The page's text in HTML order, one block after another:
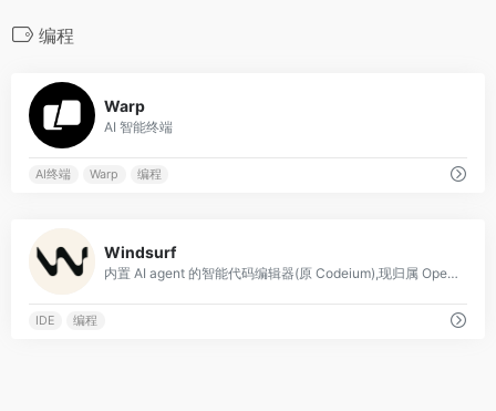
编程
Warp
AI 智能终端
AI终端 Warp 编程
Windsurf
内置 AI agent 的智能代码编辑器(原 Codeium),现归属 OpenAI。
IDE 编程